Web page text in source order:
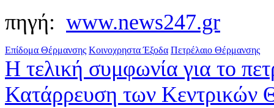
πηγή: www.news247.gr
Επίδομα Θέρμανσης Κοινοχρηστα Έξοδα Πετρέλαιο Θέρμανσης
Η τελική συμφωνία για το
Κατάρρευση των Κεντρικών